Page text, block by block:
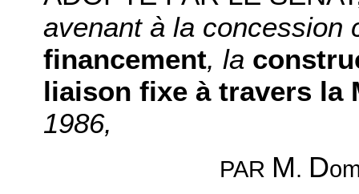
avenant à la concession
financement, la
liaison fixe à travers la
1986,
PAR M. D